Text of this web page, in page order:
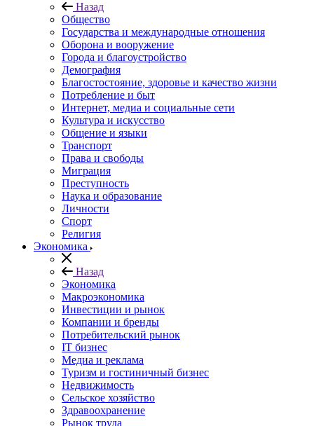
Назад
Общество
Государства и международные отношения
Оборона и вооружение
Города и благоустройство
Демография
Благостостояние, здоровье и качество жизни
Потребление и быт
Интернет, медиа и социальные сети
Культура и искусство
Общение и языки
Транспорт
Права и свободы
Миграция
Преступность
Наука и образование
Личности
Спорт
Религия
Экономика
Назад
Экономика
Макроэкономика
Инвестиции и рынок
Компании и бренды
Потребительский рынок
IT бизнес
Медиа и реклама
Туризм и гостиничный бизнес
Недвижимость
Сельское хозяйство
Здравоохранение
Рынок труда